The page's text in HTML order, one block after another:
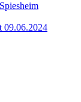
09.06.2024